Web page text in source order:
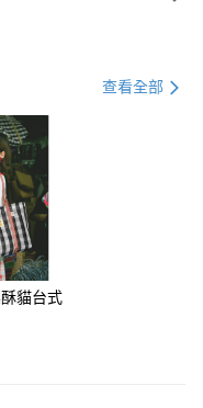
查看全部
貓台式